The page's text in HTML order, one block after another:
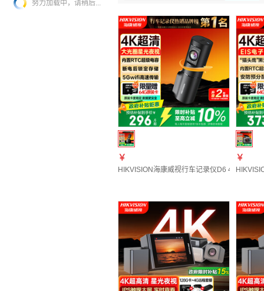
努力加载中，请稍后...
￥
HIKVISION海康威视行车记录仪D6 4k超高清
￥